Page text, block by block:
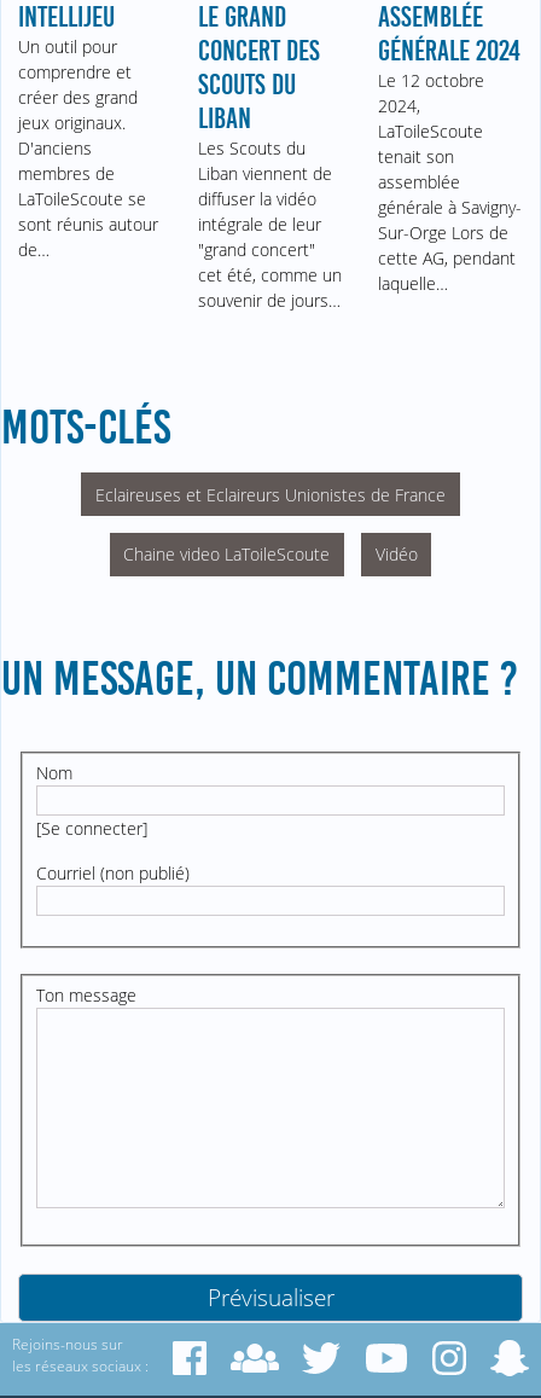
INTELLIJEU
Un outil pour
comprendre et
créer des grand
jeux originaux.
D'anciens
membres de
LaToileScoute se
sont réunis autour
de…
LE GRAND
CONCERT DES
SCOUTS DU
LIBAN
Les Scouts du
Liban viennent de
diffuser la vidéo
intégrale de leur
"grand concert"
cet été, comme un
souvenir de jours…
ASSEMBLÉE
GÉNÉRALE 2024
Le 12 octobre
2024,
LaToileScoute
tenait son
assemblée
générale à Savigny-
Sur-Orge Lors de
cette AG, pendant
laquelle…
MOTS-CLÉS
Eclaireuses et Eclaireurs Unionistes de France
Chaine video LaToileScoute Vidéo
UN MESSAGE, UN COMMENTAIRE ?
Nom
[Se connecter]
Courriel (non publié)
Ton message
Rejoins-nous sur
les réseaux sociaux :